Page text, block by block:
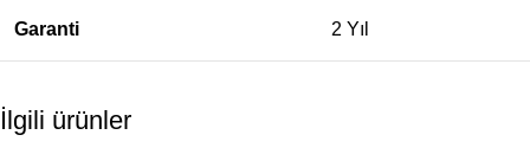
Garanti 2 Yıl
İlgili ürünler